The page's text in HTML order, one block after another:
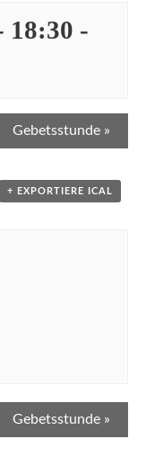
18:30 -
Gebetsstunde »
+ EXPORTIERE ICAL
Gebetsstunde »